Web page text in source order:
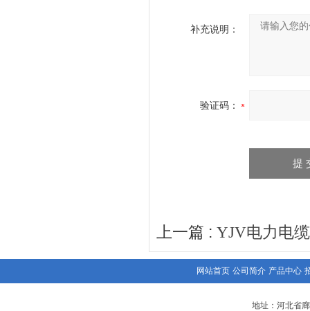
补充说明：
验证码：
上一篇 : YJV电力电缆
网站首页 公司简介 产品中心
地址：河北省